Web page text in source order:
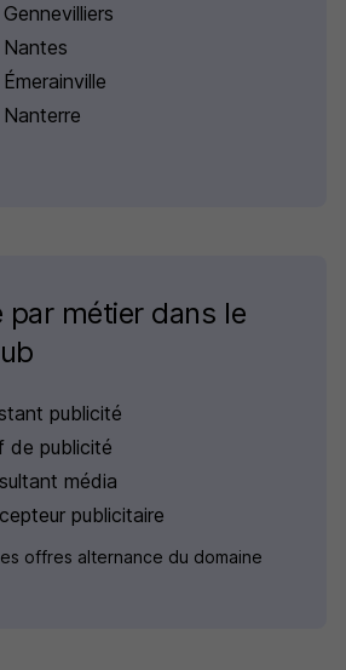
par métier dans le
publicité
de publicité
média
publicitaire
offres alternance du domaine